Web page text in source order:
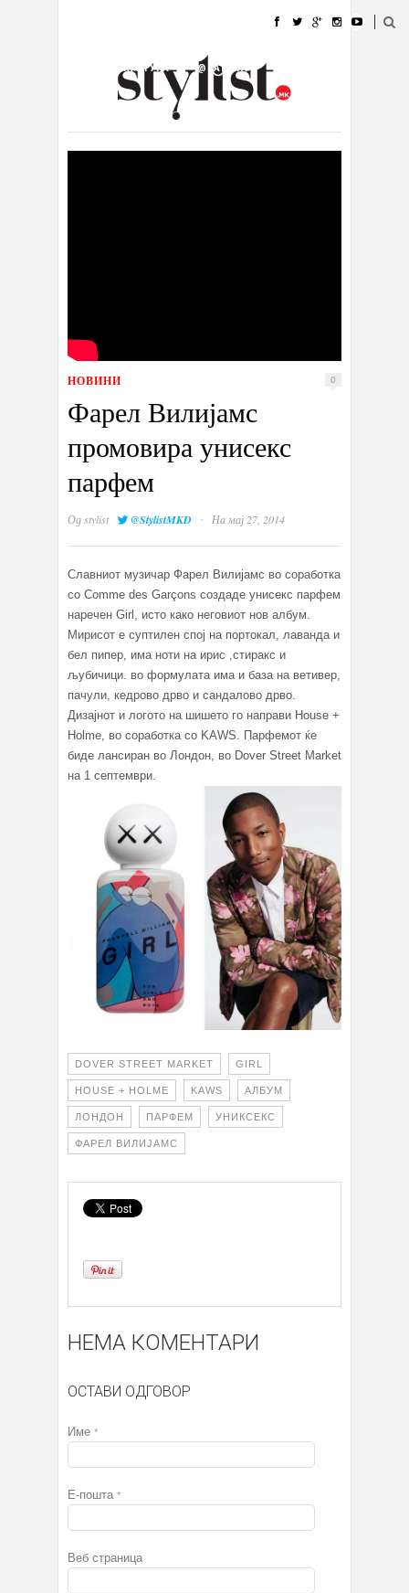
УБАВИНА
КУЛТУРА @РАБОТА
ИЗЛОГ
НОВИНИ 0
Фарел Вилијамс
промовира унисекс
парфем
Одstylist @StylistMKD · На мај 27, 2014
Славниот музичар Фарел Вилијамс во соработка
со Comme des Garçons создаде унисекс парфем
наречен Girl, исто како неговиот нов албум.
Мирисот е суптилен спој на портокал, лаванда и
бел пипер, има ноти на ирис ,стиракс и
љубичици. во формулата има и база на ветивер,
пачули, кедрово дрво и сандалово дрво.
Дизајнот и логото на шишето го направи House +
Holme, во соработка со KAWS. Парфемот ќе
биде лансиран во Лондон, во Dover Street Market
на 1 септември.
DOVER STREET MARKET GIRL
HOUSE + HOLME KAWS АЛБУМ
ЛОНДОН ПАРФЕМ УНИКСЕКС
ФАРЕЛ ВИЛИЈАМС
НЕМА КОМЕНТАРИ
ОСТАВИ ОДГОВОР
Име *
Е-пошта *
Веб страница